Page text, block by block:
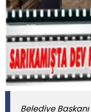
Belediye